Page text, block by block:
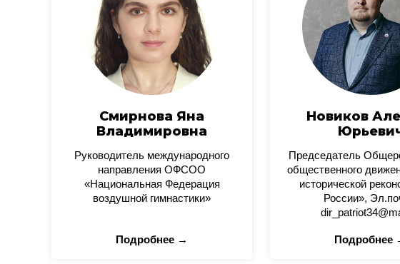
Смирнова Яна
Владимировна
Руководитель международного
направления ОФСОО
«Национальная Федерация
воздушной гимнастики»
Подробнее →
Новиков
Председатель
общественного
исторической
России»,
Подробнее